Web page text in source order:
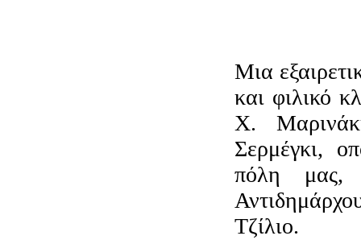
Μια
και φιλικό
Χ.
Σερμέγκι,
πόλη μας,
Τζίλιο.